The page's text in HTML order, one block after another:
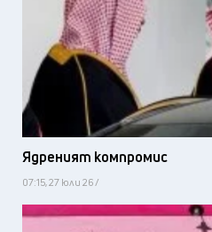
Ядреният компромис
07:15, 27 юли 26 /